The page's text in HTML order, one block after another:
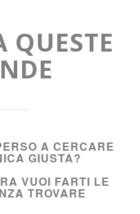
QUESTE
A CERCARE
GIUSTA?
VUOI FARTI LE
TROVARE